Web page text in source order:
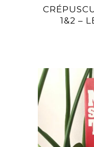
1&2 –